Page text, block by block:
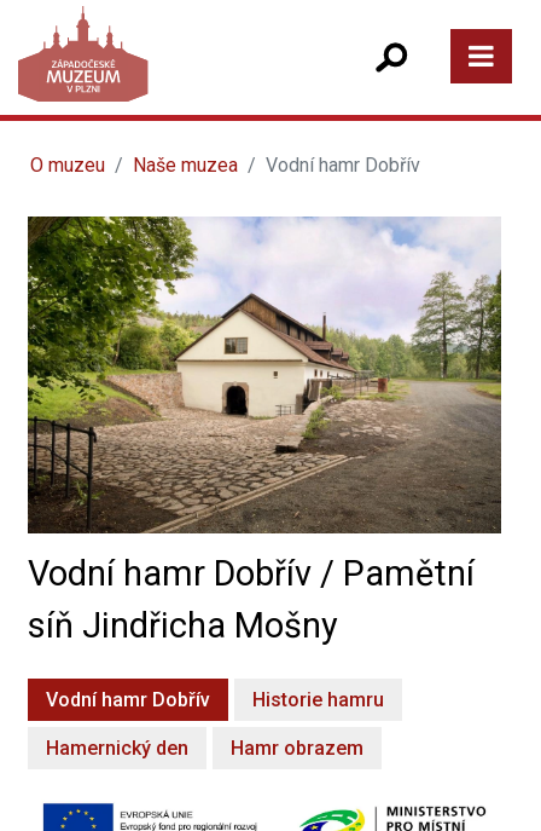
O muzeu Naše muzea Vodní hamr Dobřív
Vodní hamr Dobřív / Pamětní
síň Jindřicha Mošny
Vodní hamr Dobřív Historie hamru
Hamernický den Hamr obrazem